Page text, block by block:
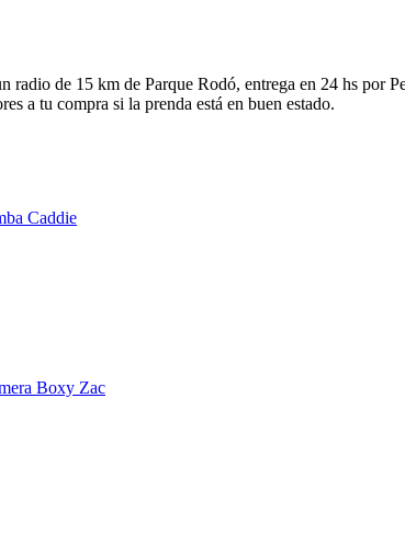
radio de 15 km de Parque Rodó, entrega en 24 hs por
a tu compra si la prenda está en buen estado.